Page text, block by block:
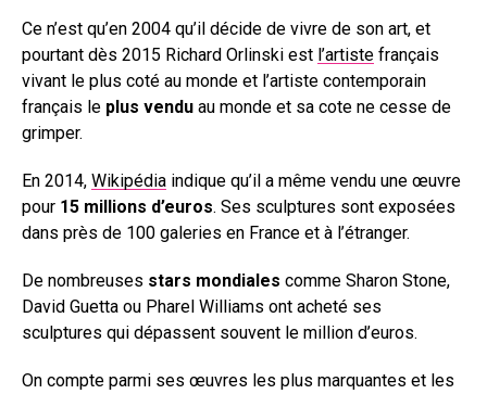
Ce n’est qu’en 2004 qu’il décide de vivre de son art, et
pourtant dès 2015 Richard Orlinski est l’artiste français
vivant le plus coté au monde et l’artiste contemporain
français le plus vendu au monde et sa cote ne cesse de
grimper.
En 2014, Wikipédia indique qu’il a même vendu une œuvre
pour 15 millions d’euros. Ses sculptures sont exposées
dans près de 100 galeries en France et à l’étranger.
De nombreuses stars mondiales comme Sharon Stone,
David Guetta ou Pharel Williams ont acheté ses
sculptures qui dépassent souvent le million d’euros.
On compte parmi ses œuvres les plus marquantes et les